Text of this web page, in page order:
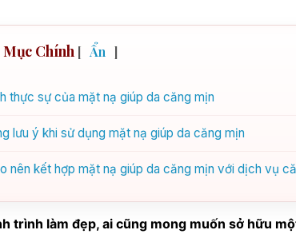
Chính [ Ẩn ]
thực sự của mặt nạ giúp da căng mịn
lưu ý khi sử dụng mặt nạ giúp da căng mịn
nên kết hợp mặt nạ giúp da căng mịn với dịch vụ
trình làm đẹp, ai cũng mong muốn sở hữu